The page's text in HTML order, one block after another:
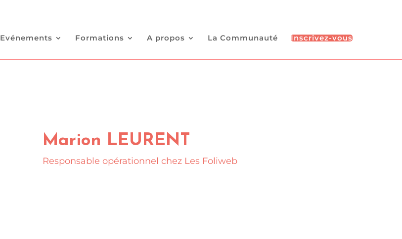
Evénements Formations A propos La Communauté Inscrivez-vous
Marion LEURENT
Responsable opérationnel chez Les Foliweb